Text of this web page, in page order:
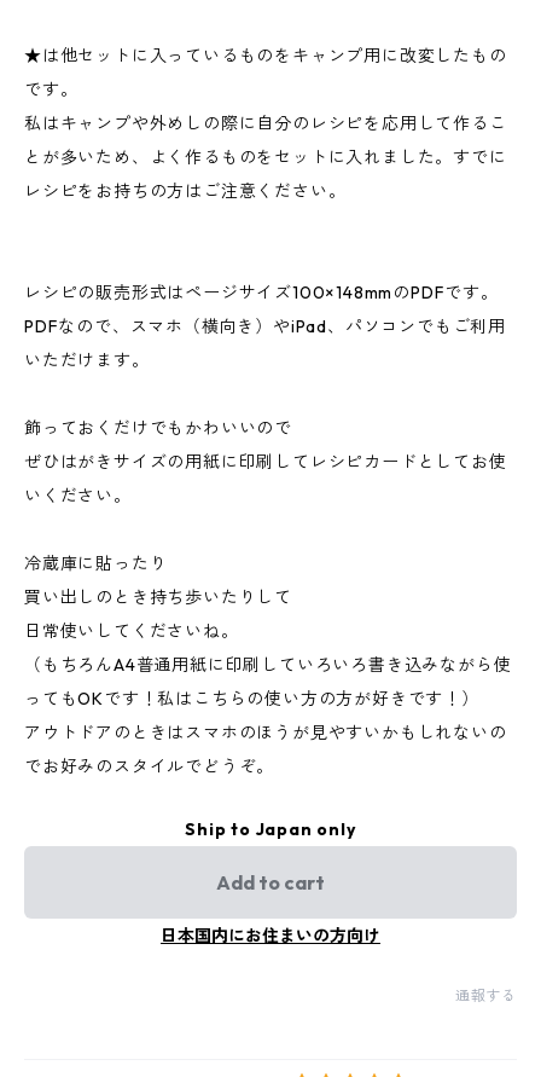
★は他セットに入っているものをキャンプ用に改変したもの
です。
私はキャンプや外めしの際に自分のレシピを応用して作るこ
とが多いため、よく作るものをセットに入れました。すでに
レシピをお持ちの方はご注意ください。
レシピの販売形式はページサイズ100×148mmのPDFです。
PDFなので、スマホ（横向き）やiPad、パソコンでもご利用
いただけます。
飾っておくだけでもかわいいので
ぜひはがきサイズの用紙に印刷してレシピカードとしてお使
いください。
冷蔵庫に貼ったり
買い出しのとき持ち歩いたりして
日常使いしてくださいね。
（もちろんA4普通用紙に印刷していろいろ書き込みながら使
ってもOKです！私はこちらの使い方の方が好きです！）
アウトドアのときはスマホのほうが見やすいかもしれないの
でお好みのスタイルでどうぞ。
Ship to Japan only
Add to cart
日本国内にお住まいの方向け
通報する